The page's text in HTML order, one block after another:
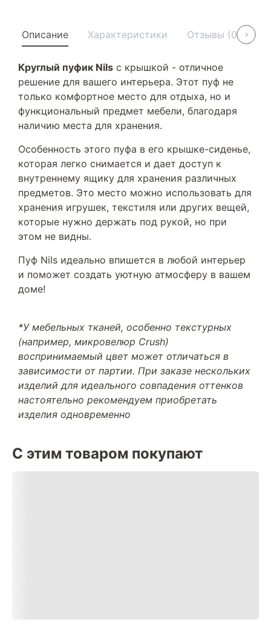
Описание Характеристики Отзывы (0)
Круглый пуфик Nils с крышкой - отличное
решение для вашего интерьера. Этот пуф не
только комфортное место для отдыха, но и
функциональный предмет мебели, благодаря
наличию места для хранения.
Особенность этого пуфа в его крышке-сиденье,
которая легко снимается и дает доступ к
внутреннему ящику для хранения различных
предметов. Это место можно использовать для
хранения игрушек, текстиля или других вещей,
которые нужно держать под рукой, но при
этом не видны.
Пуф Nils идеально впишется в любой интерьер
и поможет создать уютную атмосферу в вашем
доме!
*У мебельных тканей, особенно текстурных
(например, микровелюр Crush)
воспринимаемый цвет может отличаться в
зависимости от партии. При заказе нескольких
изделий для идеального совпадения оттенков
настоятельно рекомендуем приобретать
изделия одновременно
С этим товаром покупают